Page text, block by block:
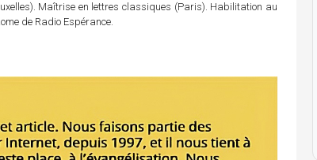
Maîtrise en lettres classiques (Paris). Habilitation au
de Radio Espérance.